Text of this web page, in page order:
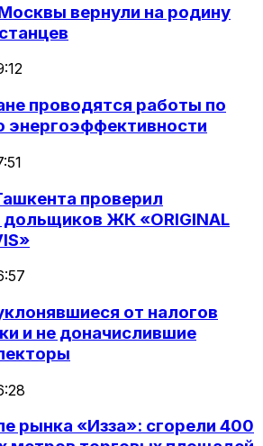
вернули на родину
проводятся работы по
проверил
ЖК «ORIGINAL
от налогов
и не доначислившие
рынка «Изза»: сгорели 400